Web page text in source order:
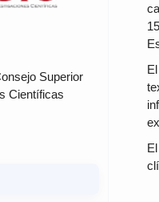
Superior
Científicas